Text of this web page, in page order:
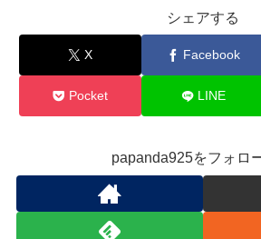
シェアする
X Facebook
Pocket LINE
papanda925をフォロ